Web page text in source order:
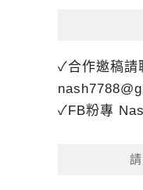
✓合作邀稿請
✓FB粉專